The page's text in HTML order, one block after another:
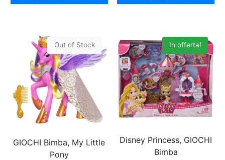
Out of Stock
GIOCHI Bimba, My Little
Pony
In offerta!
Disney Princess, GIOCHI
Bimba